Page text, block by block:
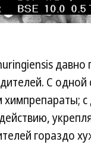
С
с
гораздо